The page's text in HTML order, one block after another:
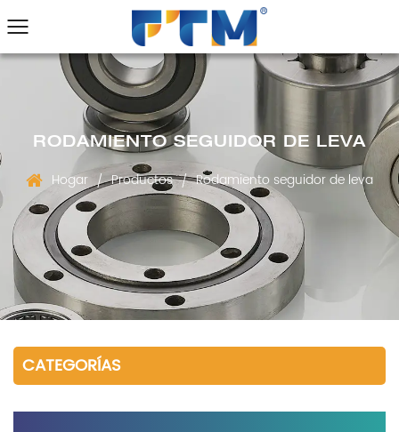
RODAMIENTO SEGUIDOR DE LEVA
Hogar / Productos / Rodamiento seguidor de leva
CATEGORÍAS